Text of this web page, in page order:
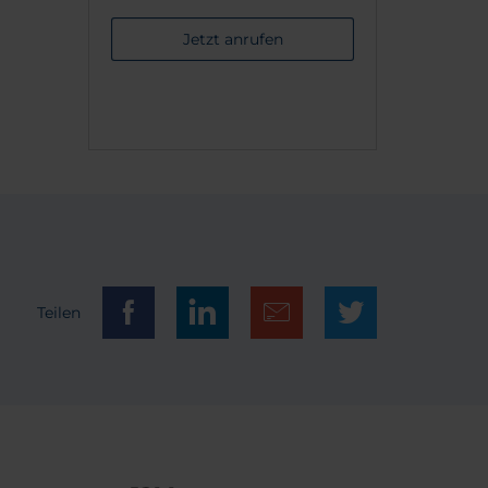
Jetzt anrufen
Teilen